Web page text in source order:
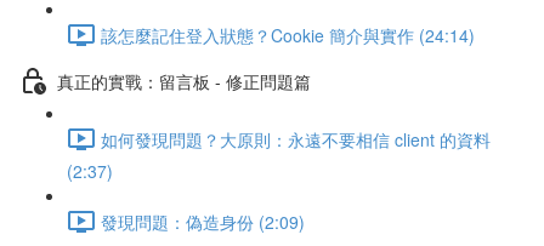
該怎麼記住登入狀態？Cookie 簡介與實作 (24:14)
真正的實戰：留言板 - 修正問題篇
如何發現問題？大原則：永遠不要相信 client 的資料
(2:37)
發現問題：偽造身份 (2:09)